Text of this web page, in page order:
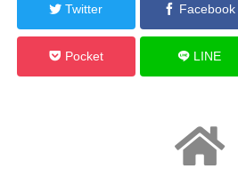
Twitter Facebook
Pocket LINE